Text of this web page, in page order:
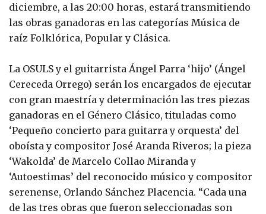
diciembre, a las 20:00 horas, estará transmitiendo
las obras ganadoras en las categorías Música de
raíz Folklórica, Popular y Clásica.
La OSULS y el guitarrista Ángel Parra ‘hijo’ (Ángel
Cereceda Orrego) serán los encargados de ejecutar
con gran maestría y determinación las tres piezas
ganadoras en el Género Clásico, tituladas como
‘Pequeño concierto para guitarra y orquesta’ del
oboísta y compositor José Aranda Riveros; la pieza
‘Wakolda’ de Marcelo Collao Miranda y
‘Autoestimas’ del reconocido músico y compositor
serenense, Orlando Sánchez Placencia. “Cada una
de las tres obras que fueron seleccionadas son